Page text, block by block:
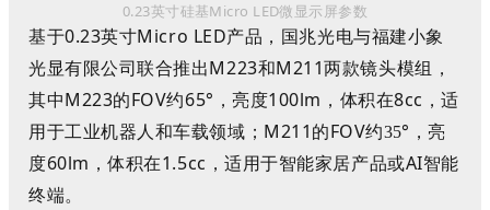
0.23英寸硅基Micro LED微显示屏参数
基于0.23英寸Micro LED产品， 国兆光电与福建小象
光显有限公司联合推出M223和M211两款镜头模组，
其中M223的FOV约65°，亮度100lm ，体积在8cc ，适
用于工业机器人和车载领域； M211的FOV约35°，亮
度60lm ，体积在1.5cc ，适用于智能家居产品或AI智能
终端。